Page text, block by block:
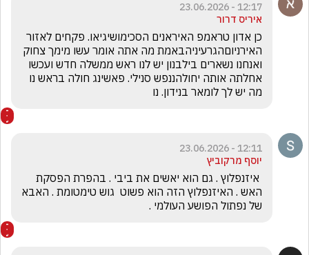
12:17 - 23.06.2026
איריס דרור
מה יש לך לומאר בנידון. נו
12:11 - 23.06.2026
יוסף מרקוביץ
של נפתול הפושע העולמי .